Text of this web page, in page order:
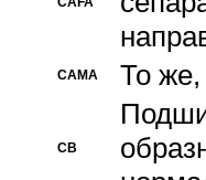
CAMA То же,
CB